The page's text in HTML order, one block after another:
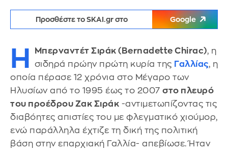
Προσθέστε το SKAI.gr στο Google
Η Μπερναντέτ Σιράκ (Bernadette Chirac), η
σιδηρά πρώην πρώτη κυρία της Γαλλίας, η
οποία πέρασε 12 χρόνια στο Μέγαρο των
Ηλυσίων από το 1995 έως το 2007 στο πλευρό
του προέδρου Ζακ Σιράκ -αντιμετωπίζοντας τις
διαβόητες απιστίες του με φλεγματικό χιούμορ,
ενώ παράλληλα έχτιζε τη δική της πολιτική
βάση στην επαρχιακή Γαλλία- απεβίωσε. Ήταν